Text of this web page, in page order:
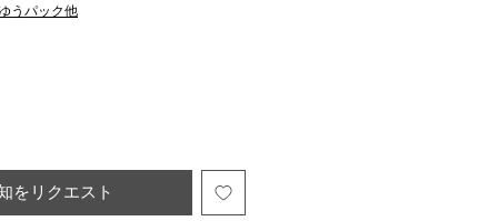
うパック他
をリクエスト